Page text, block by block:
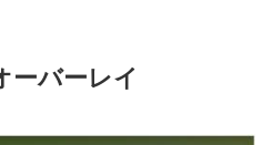
バーレイ